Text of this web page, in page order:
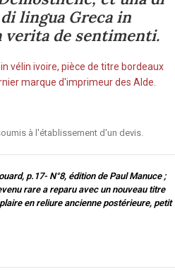
lingua Greca in
verita de sentimenti.
vélin ivoire, pièce de titre bordeaux
marque d'imprimeur des Alde.
à l'établissement d'un devis.
p.17- N°8, édition de Paul Manuce ;
rare a reparu avec un nouveau titre
en reliure ancienne postérieure, petit